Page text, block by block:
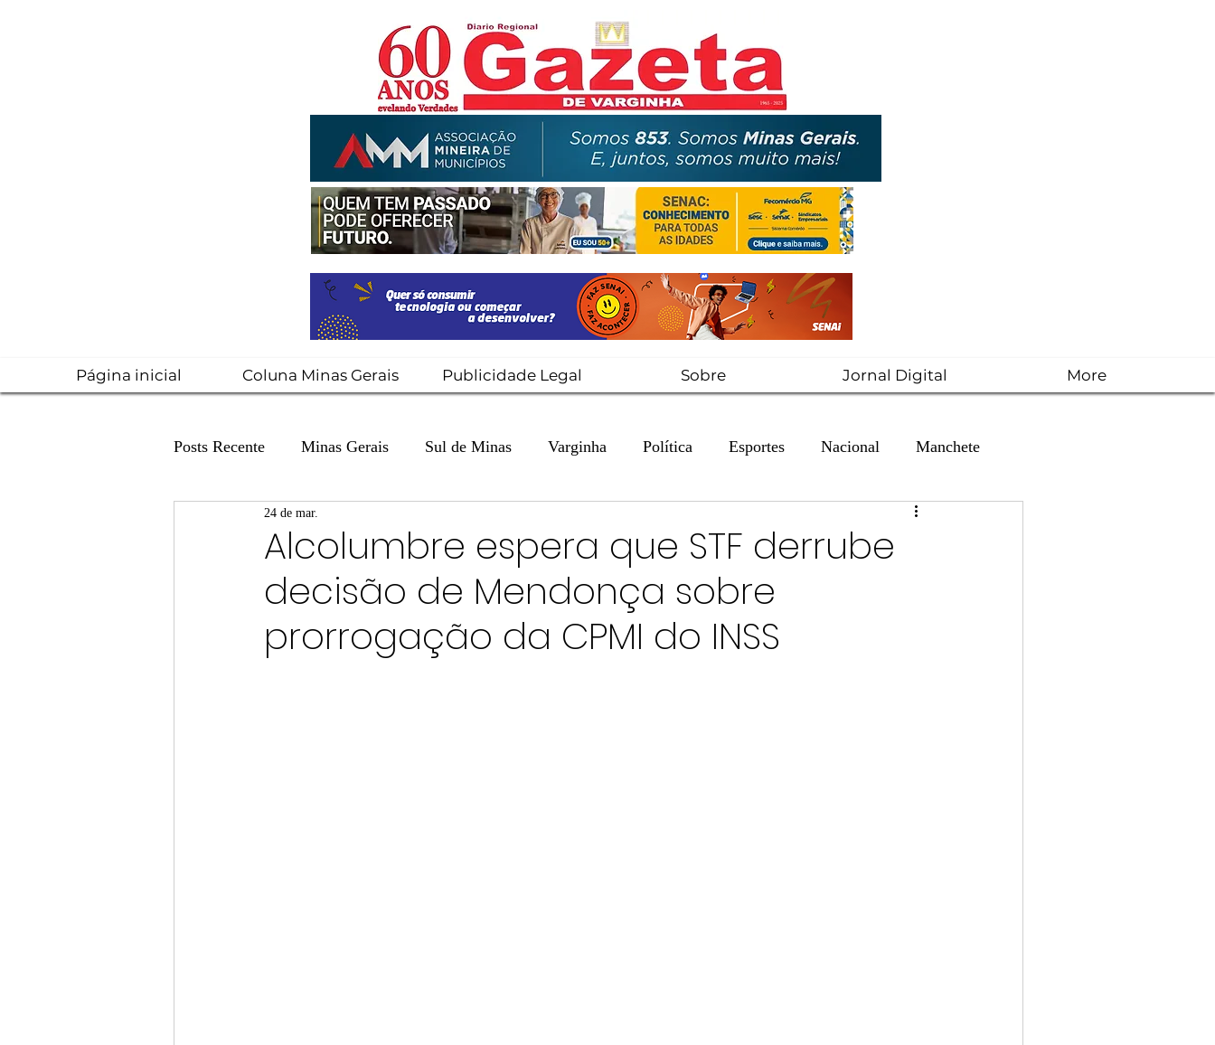
Página inicial Coluna Minas Gerais Publicidade Legal Sobre Jornal Digital More
Posts Recente Minas Gerais Sul de Minas Varginha Política Esportes Nacional Manchete
Coluna Fatos e Versões
Coluna: Agenda 21 Coluna: SindJori Internacional Coluna Jurídica
Publicidade Legal Post Recentes
Alcolumbre espera que STF derrube
decisão de Mendonça sobre
prorrogação da CPMI do INSS
24 de mar.